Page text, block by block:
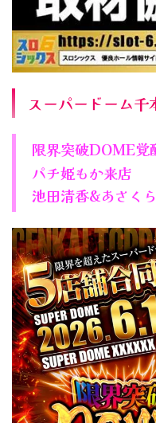
スーパードーム千
限界突破DOME覚
パチ姫もか来店
池田清香&あさく